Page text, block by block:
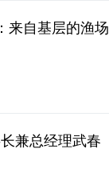
来自基层的渔场
兼总经理武春